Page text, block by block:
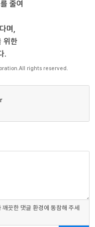
줄여
며,
위한
.
rights reserved.
끗한 댓글 환경에 동참해 주세